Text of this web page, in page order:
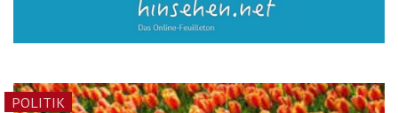
POLITIK